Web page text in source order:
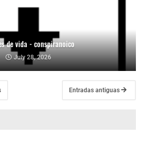
de vida - conspiranoico
July 28, 2026
Entradas antiguas